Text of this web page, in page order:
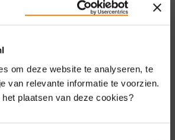
om deze website te analyseren, te
van relevante informatie te voorzien.
plaatsen van deze cookies?
de MKB-Nederland